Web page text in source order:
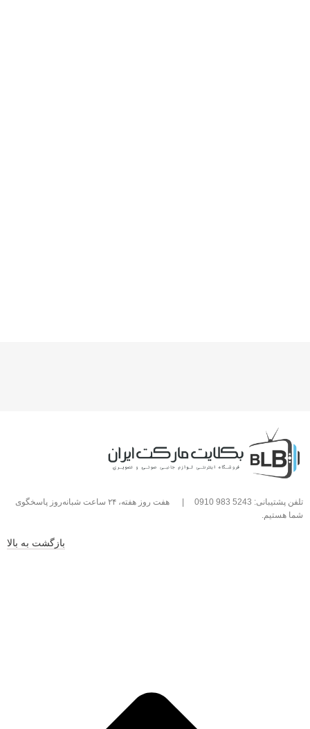
تلفن پشتیبانی: 5243 983 0910
هفت روز هفته، ۲۴ ساعت شبانه‌روز پاسخگوی
شما هستیم.
بازگشت به بالا